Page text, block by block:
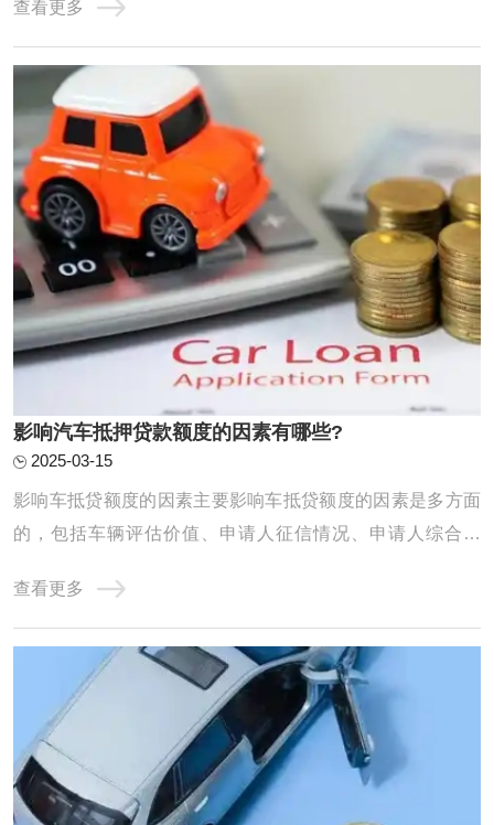
时代发展，由于快节奏加上经济不景气，资金周转已经是大
多数人头疼的问题，亲戚朋友同事张不开口，抵押房产又大
费周章，用汽车抵押贷款已经是很多人的选 ...
查看更多
影响汽车抵押贷款额度的因素有哪些?
2025-03-15
影响车抵贷额度的因素主要影响车抵贷额度的因素是多方面
的，包括车辆评估价值、申请人征信情况、申请人综合情
申请人需要全面考虑这些因素，以提高贷款成功率并获得更
高的贷款额度。东阿影响汽车抵押贷款额度的因素有哪些?
1、品牌 传统燃油车保值率要远大于新能源汽 ...
查看更多